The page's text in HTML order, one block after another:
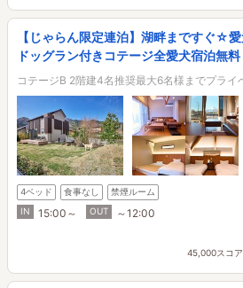
【じゃらん限定連泊】湖畔まですぐ☆
ドッグラン付きコテージ全愛犬宿泊無料
コテージB 2階建4名推奨最大6名様までプライ
4ベッド 食事なし
禁煙ルーム
IN
15:00～ OUT ～12:00
45,000スコア